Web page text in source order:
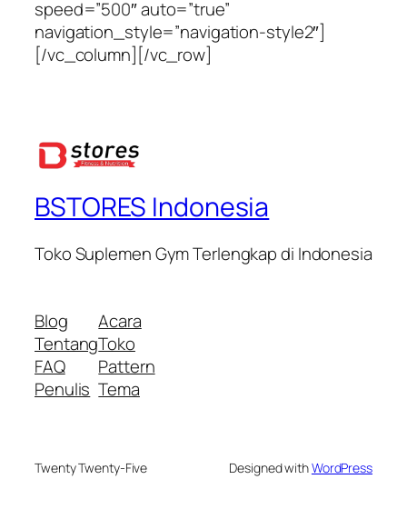
speed=”500″ auto=”true”
navigation_style=”navigation-style2″]
[/vc_column][/vc_row]
BSTORES Indonesia
Toko Suplemen Gym Terlengkap di Indonesia
Blog
Tentang
FAQ
Penulis
Acara
Toko
Pattern
Tema
Twenty Twenty-Five Designed withWordPress